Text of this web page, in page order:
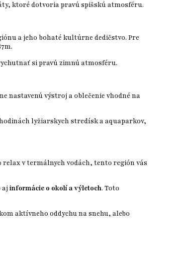
ktoré dotvoria pravú spišskú atmosféru.
a jeho bohaté kultúrne dedičstvo. Pre
si pravú zimnú atmosféru.
nastavenú výstroj a oblečenie vhodné na
lyžiarskych stredísk a aquaparkov,
relax v termálnych vodách, tento región vás
aj informácie o okolí a výletoch. Toto
aktívneho oddychu na snehu, alebo